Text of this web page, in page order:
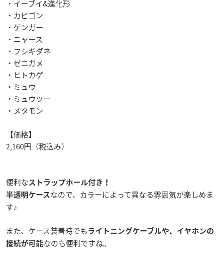
・イーブイ&進化形
・カビゴン
・ゲンガー
・ニャース
・フシギダネ
・ゼニガメ
・ヒトカゲ
・ミュウ
・ミュウツー
・メタモン
【価格】
2,160円（税込み）
便利な ストラップホール付き！
半透明ケース なので、カラーによって異なる雰囲気が楽しめま
す♪
また、ケース装着時でも ライトニングケーブルや、イヤホンの
接続が可能なのも便利ですね。